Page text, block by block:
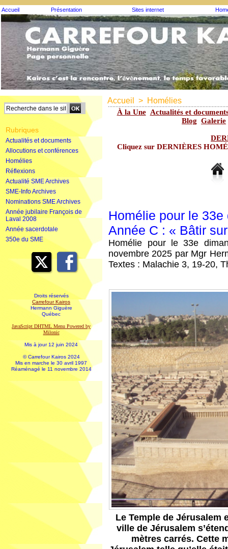
Accueil Présentation Sites internet
Rubriques
Actualités et documents
Allocutions et conférences
Homélies
Réflexions
Actualité SME Archives
SME-Info Archives
Nominations SME Archives
Année jubilaire François de
Laval 2008
Année sacerdotale
350e du SME
Droits réservés
Carrefour Kairos
Hermann Giguère
Québec
JavaScript DHTML Menu Powered by
Milonic
Mis à jour 12 juin 2024
© Carrefour Kairos 2024
Mis en marche le 30 avril 1997
Réaménagé le 11 novembre 2014
Accueil > Homélies
À la Une Actualités et
Blog Galerie
Cliquez sur DERNIÈRES
Homélie pour le
Année C : « Bâtir
Homélie pour le 33e
novembre 2025 par Mgr
Textes : Malachie 3, 19-20,
Le Temple de Jérusalem
ville de Jérusalem
mètres carrés. Cette